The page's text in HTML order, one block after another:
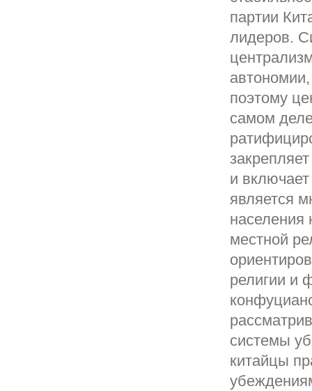
партии
лидеров.
поэтому
самом
и
является
населения
местной
религии и
системы
китайцы